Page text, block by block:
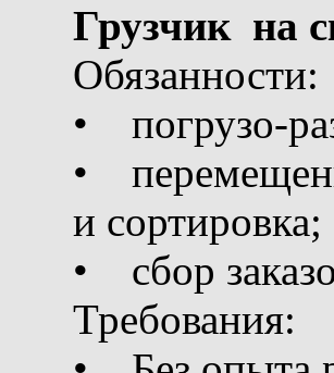
Грузчик на
Обязанности:
• погрузо-
•
и сортировка;
• сбор
Требования: